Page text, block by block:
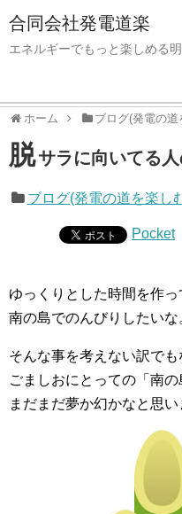
合同会社発電道楽
エネルギーでもっと楽しめる
ホーム ブログ(発電の道
脱サラに向いてる
ブログ(発電の道を楽し
Pocket
ゆっくりとした時間を作っ
南の島でのんびりしたいな
そんな事を考えない訳で
ごましおにとっての「南の
まだまだ夢か幻かなと思い